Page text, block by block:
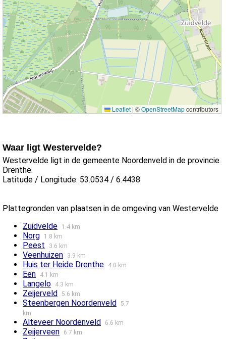
Leaflet | ©OpenStreetMapcontributors
Waar ligt Westervelde?
Westervelde ligt in de gemeente Noordenveld in de provincie
Drenthe.
Latitude / Longitude: 53.0534 / 6.4438
Plattegronden van plaatsen in de omgeving van Westervelde
Zuidvelde
1.4 km
Norg 1.8 km
Peest 3.6 km
Veenhuizen 3.9 km
Huis ter Heide Drenthe 4.0 km
Een 4.1 km
Langelo 4.3 km
Zeijerveld 5.6 km
Steenbergen Noordenveld
5.7
km
Alteveer Noordenveld 6.6 km
Zeijerveen 6.7 km